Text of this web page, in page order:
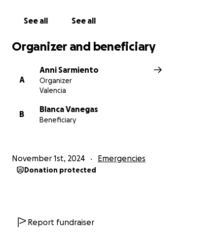
See all See all
Organizer and beneficiary
A
Anni Sarmiento
Organizer
Valencia
B
Blanca Vanegas
Beneficiary
November 1st, 2024 Emergencies
Donation protected
Report fundraiser